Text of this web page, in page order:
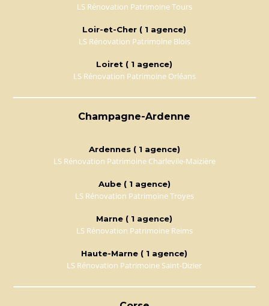
LS Rénovation Patrimoine Tours
Loir-et-Cher ( 1 agence)
LS Rénovation Patrimoine Blois
Loiret ( 1 agence)
LS Rénovation Patrimoine Orléans
Champagne-Ardenne
Ardennes ( 1 agence)
LS Rénovation Patrimoine Charlevile-Maizière
Aube ( 1 agence)
LS Rénovation Patrimoine Troyes
Marne ( 1 agence)
LS Rénovation Patrimoine Reims
Haute-Marne ( 1 agence)
LS Rénovation Patrimoine Saint-Dizier